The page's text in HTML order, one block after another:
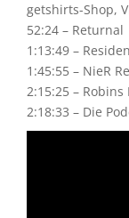
getshirts-Shop,
52:24 – Returnal
1:13:49 –
1:45:55 – NieR
2:15:25 – Robins
2:18:33 – Die